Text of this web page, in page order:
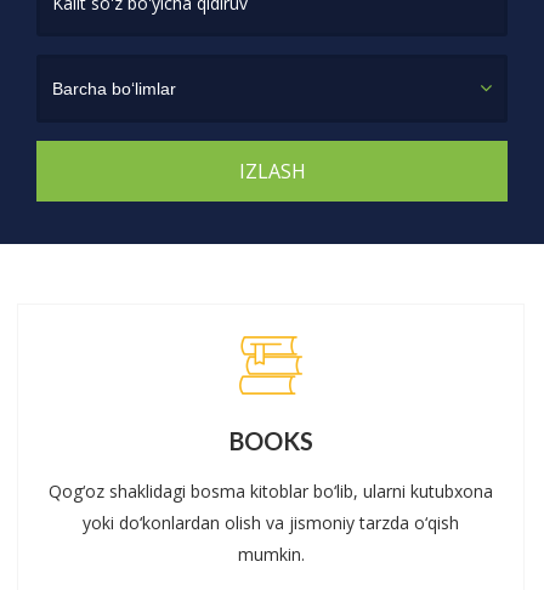
Barcha bo‘limlar
BOOKS
Qog‘oz shaklidagi bosma kitoblar bo‘lib, ularni kutubxona
yoki do‘konlardan olish va jismoniy tarzda o‘qish
mumkin.